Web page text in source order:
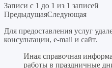
Записи с 1 до 1 из 1 записей
ПредыдущаяСледующая
Для предоставления услуг
консультации, e-mail и сайт.
Иная справочная
работы в праздничные